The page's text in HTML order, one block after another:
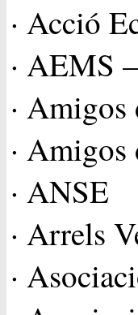
· Acció
· AEMS
·
·
· ANSE
· Arrels
·